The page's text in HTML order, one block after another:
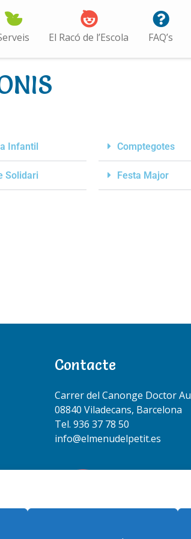
El Racó de l’Escola FAQ’s
Infantil
Solidari
Comptegotes
Festa Major
Contacte
Carrer del Canonge Doctor
08840 Viladecans, Barcelona
Tel. 936 37 78 50
info@elmenudelpetit.es